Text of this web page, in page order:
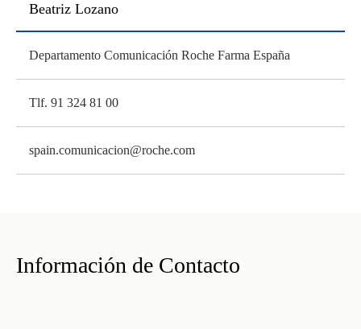
Beatriz Lozano
Departamento Comunicación Roche Farma España
Tlf. 91 324 81 00
spain.comunicacion@roche.com
Información de Contacto